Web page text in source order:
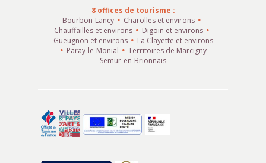
8 offices de tourisme :
Bourbon-Lancy
Charolles et environs
Chauffailles et environs
Digoin et environs
Gueugnon et environs
La Clayette et environs
Paray-le-Monial
Territoires de Marcigny-
Semur-en-Brionnais